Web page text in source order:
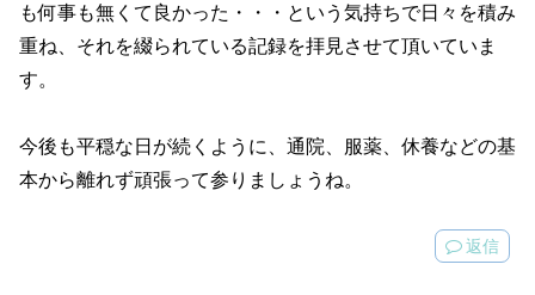
も何事も無くて良かった・・・という気持ちで日々を積み
重ね、それを綴られている記録を拝見させて頂いていま
す。
今後も平穏な日が続くように、通院、服薬、休養などの基
本から離れず頑張って参りましょうね。
返信